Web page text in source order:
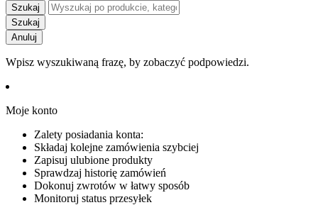
Szukaj
Szukaj
Anuluj
Wpisz wyszukiwaną frazę, by zobaczyć podpowiedzi.
Moje konto
Zalety posiadania konta:
Składaj kolejne zamówienia szybciej
Zapisuj ulubione produkty
Sprawdzaj historię zamówień
Dokonuj zwrotów w łatwy sposób
Monitoruj status przesyłek